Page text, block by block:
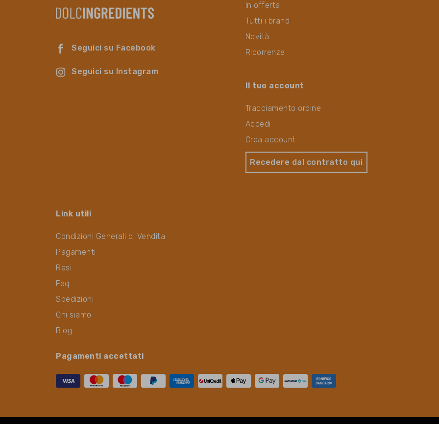
Seguici su Facebook
Seguici su Instagram
In offerta
Tutti i brand
Novità
Ricorrenze
Il tuo account
Tracciamento ordine
Accedi
Crea account
Recedere dal contratto qui
Link utili
Condizioni Generali di Vendita
Pagamenti
Resi
Faq
Spedizioni
Chi siamo
Blog
Pagamenti accettati